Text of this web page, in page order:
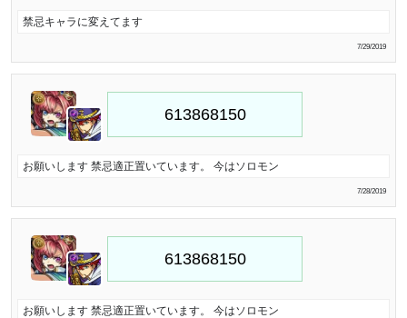
禁忌キャラに変えてます
7/29/2019
お願いします 禁忌適正置いています。 今はソロモン
7/28/2019
お願いします 禁忌適正置いています。 今はソロモン